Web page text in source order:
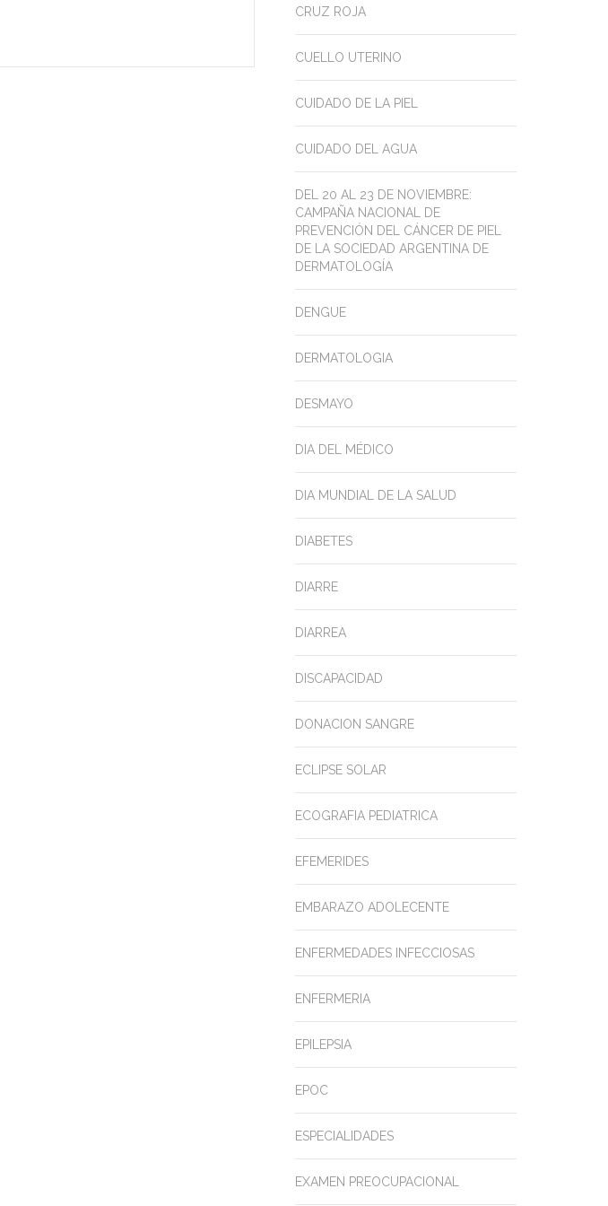
CRUZ ROJA
CUELLO UTERINO
CUIDADO DE LA PIEL
CUIDADO DEL AGUA
DEL 20 AL 23 DE NOVIEMBRE:
CAMPAÑA NACIONAL DE
PREVENCIÓN DEL CÁNCER DE PIEL
DE LA SOCIEDAD ARGENTINA DE
DERMATOLOGÍA
DENGUE
DERMATOLOGIA
DESMAYO
DIA DEL MÉDICO
DIA MUNDIAL DE LA SALUD
DIABETES
DIARRE
DIARREA
DISCAPACIDAD
DONACION SANGRE
ECLIPSE SOLAR
ECOGRAFIA PEDIATRICA
EFEMERIDES
EMBARAZO ADOLECENTE
ENFERMEDADES INFECCIOSAS
ENFERMERIA
EPILEPSIA
EPOC
ESPECIALIDADES
EXAMEN PREOCUPACIONAL